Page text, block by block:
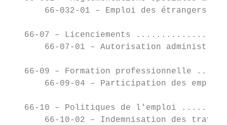
66-032-01 – Emploi des étrangers
66-07 – Licenciements
66-07-01 – Autorisation
66-09 – Formation professionnelle
66-09-04 – Participation des
66-10 – Politiques de l'emploi
66-10-02 – Indemnisation des